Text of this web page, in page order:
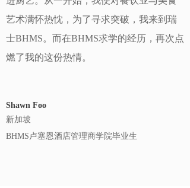
艺术满怀热忱，为了寻求突破，我来到瑞
士BHMS。而在BHMS求学的经历，再次点
燃了我的这份热情。
Shawn Foo
新加坡
BHMS卢塞恩酒店管理商学院毕业生